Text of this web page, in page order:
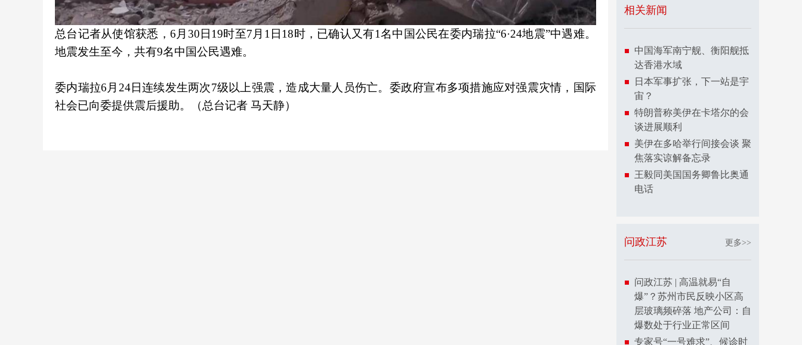
总台记者从使馆获悉，6月30日19时至7月1日18时，已确认又有1名中国公民在委内瑞拉“6·24地震”中遇难。
地震发生至今，共有9名中国公民遇难。
委内瑞拉6月24日连续发生两次7级以上强震，造成大量人员伤亡。委政府宣布多项措施应对强震灾情，国际
社会已向委提供震后援助。（总台记者 马天静）
相关新闻
中国海军南宁舰、衡阳舰抵
达香港水域
日本军事扩张，下一站是宇
宙？
特朗普称美伊在卡塔尔的会
谈进展顺利
美伊在多哈举行间接会谈 聚
焦落实谅解备忘录
王毅同美国国务卿鲁比奥通
电话
问政江苏 更多>>
问政江苏 | 高温就易“自
爆”？苏州市民反映小区高
层玻璃频碎落 地产公司：自
爆数处于行业正常区间
专家号“一号难求”、候诊时